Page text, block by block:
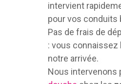
intervient
pour vos conduits
Pas de frais de
: vous connaissez
notre arrivée.
Nous intervenons